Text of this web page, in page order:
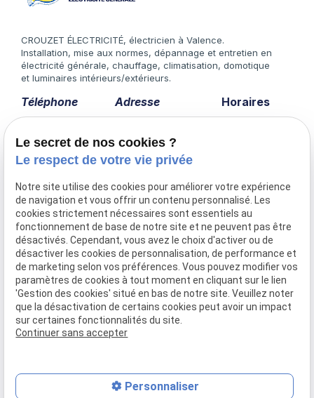
CROUZET ÉLECTRICITÉ, électricien à Valence.
Installation, mise aux normes, dépannage et entretien en
électricité générale, chauffage, climatisation, domotique
et luminaires intérieurs/extérieurs.
Téléphone
Adresse
vergers
07800 Charmes-
sur-Rhône
Horaires
Accueil
Présentation
Prestations
Nos réalisations
Actualités
Contact
Le secret de nos cookies ?
Le respect de votre vie privée
Notre site utilise des cookies pour améliorer votre expérience
de navigation et vous offrir un contenu personnalisé. Les
cookies strictement nécessaires sont essentiels au
fonctionnement de base de notre site et ne peuvent pas être
désactivés. Cependant, vous avez le choix d'activer ou de
désactiver les cookies de personnalisation, de performance et
de marketing selon vos préférences. Vous pouvez modifier vos
paramètres de cookies à tout moment en cliquant sur le lien
'Gestion des cookies' situé en bas de notre site. Veuillez noter
que la désactivation de certains cookies peut avoir un impact
sur certaines fonctionnalités du site.
Continuer sans accepter
Personnaliser